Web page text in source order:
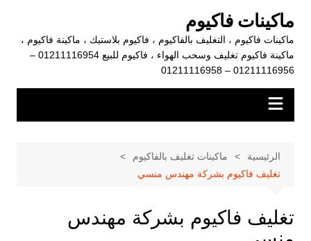
المحتوى
ماكينات فاكيوم
ماكينات فاكيوم ، التغليف بالفاكيوم ، فاكيوم بلاستيك ، ماكينة فاكيوم ،
ماكينة فاكيوم تغليف وسحب الهواء ، فاكيوم للبيع 01211116954 –
01211116956 – 01211116958
الرئيسية
ماكينات تغليف بالفاكيوم
تغليف فاكيوم بشركة مهندس منسي
تغليف فاكيوم بشركة مهندس